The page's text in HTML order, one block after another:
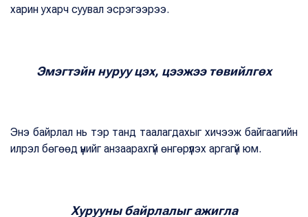
харин ухарч суувал эсрэгээрээ.
Эмэгтэйн нуруу цэх, цээжээ төвийлгөх
Энэ байрлал нь тэр танд таалагдахыг хичээж байгаагийн
илрэл бөгөөд үүнийг анзаарахгүй өнгөрүүлэх аргагүй юм.
Хурууны байрлалыг ажигла